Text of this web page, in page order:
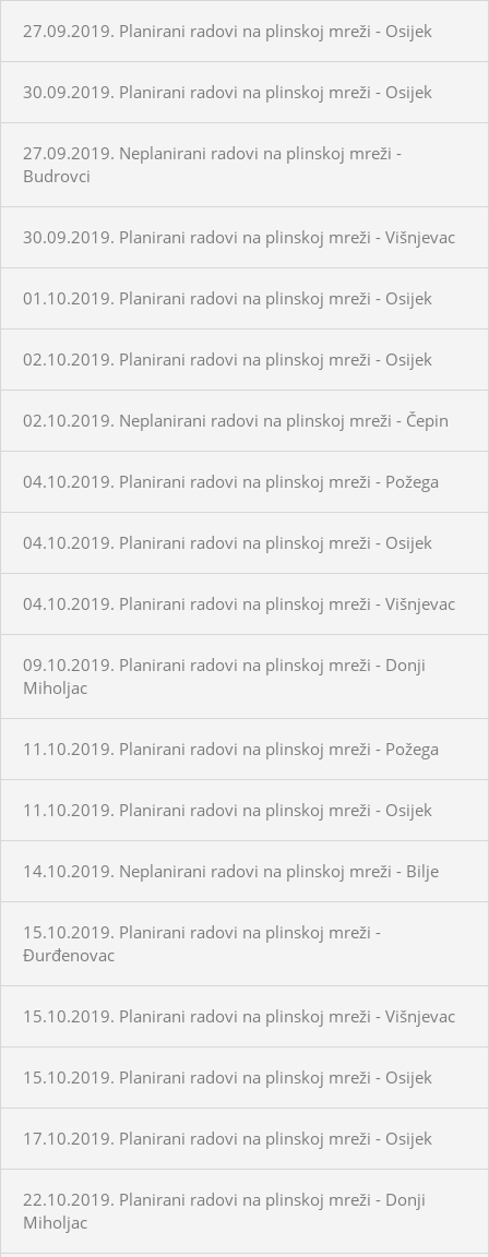
27.09.2019. Planirani radovi na plinskoj mreži - Osijek
30.09.2019. Planirani radovi na plinskoj mreži - Osijek
27.09.2019. Neplanirani radovi na plinskoj mreži -
Budrovci
30.09.2019. Planirani radovi na plinskoj mreži - Višnjevac
01.10.2019. Planirani radovi na plinskoj mreži - Osijek
02.10.2019. Planirani radovi na plinskoj mreži - Osijek
02.10.2019. Neplanirani radovi na plinskoj mreži - Čepin
04.10.2019. Planirani radovi na plinskoj mreži - Požega
04.10.2019. Planirani radovi na plinskoj mreži - Osijek
04.10.2019. Planirani radovi na plinskoj mreži - Višnjevac
09.10.2019. Planirani radovi na plinskoj mreži - Donji
Miholjac
11.10.2019. Planirani radovi na plinskoj mreži - Požega
11.10.2019. Planirani radovi na plinskoj mreži - Osijek
14.10.2019. Neplanirani radovi na plinskoj mreži - Bilje
15.10.2019. Planirani radovi na plinskoj mreži -
Đurđenovac
15.10.2019. Planirani radovi na plinskoj mreži - Višnjevac
15.10.2019. Planirani radovi na plinskoj mreži - Osijek
17.10.2019. Planirani radovi na plinskoj mreži - Osijek
22.10.2019. Planirani radovi na plinskoj mreži - Donji
Miholjac